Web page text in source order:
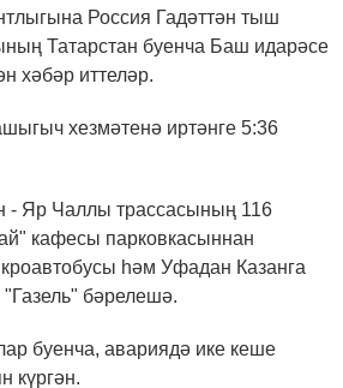
Россия Гадәттән тыш
Татарстан буенча Баш идарәсе
хәбәр иттеләр.
хезмәтенә иртәнге 5:36
- Яр Чаллы трассасының 116
кафесы парковкасыннан
һәм Уфадан Казанга
бәрелешә.
буенча, авариядә ике кеше
күргән.